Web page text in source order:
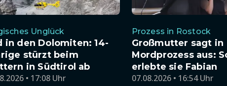
Unglück
in den Dolomiten: 14-
stürzt beim
in Südtirol ab
• 17:08 Uhr
Prozess in Rostock
Großmutter sagt in
Mordprozess aus:
erlebte sie Fabian
07.08.2026 • 16:54 Uhr